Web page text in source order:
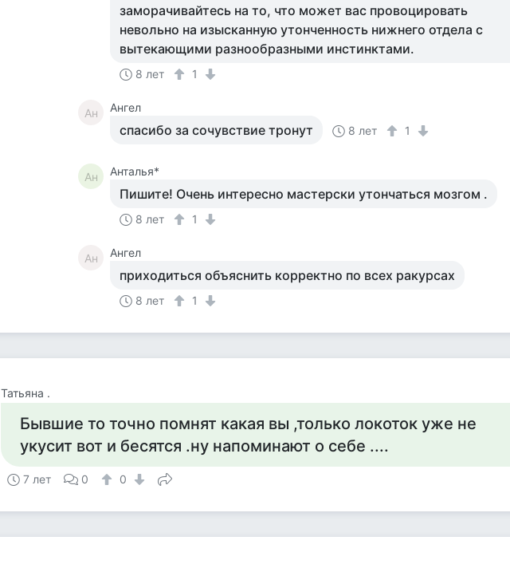
заморачивайтесь на то, что может вас провоцировать
невольно на изысканную утонченность нижнего отдела с
вытекающими разнообразными инстинктами.
8 лет 1
Ан Ангел
спасибо за сочувствие тронут 8 лет 1
Ан Анталья*
Пишите! Очень интересно мастерски утончаться мозгом .
8 лет 1
Ан Ангел
приходиться объяснить корректно по всех ракурсах
8 лет 1
Татьяна .
Бывшие то точно помнят какая вы ,только локоток уже не
укусит вот и бесятся .ну напоминают о себе ....
7 лет 0 0